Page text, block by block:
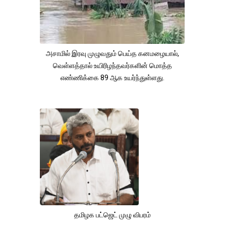
அசாமில் இரவு முழுவதும் பெய்த கனமழையால்,
வெள்ளத்தால் உயிரிழந்தவர்களின் மொத்த
எண்ணிக்கை 89 ஆக உயர்ந்துள்ளது.
தமிழக பட்ஜெட் முழு விபரம்